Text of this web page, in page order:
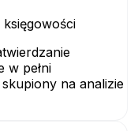
w pełni
na analizie